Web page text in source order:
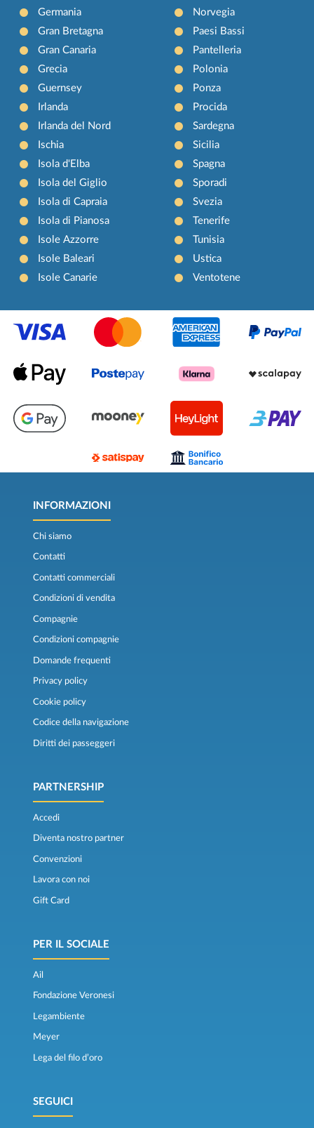
Germania
Gran Bretagna
Gran Canaria
Grecia
Guernsey
Irlanda
Irlanda del Nord
Ischia
Isola d'Elba
Isola del Giglio
Isola di Capraia
Isola di Pianosa
Isole Azzorre
Isole Baleari
Isole Canarie
Norvegia
Paesi Bassi
Pantelleria
Polonia
Ponza
Procida
Sardegna
Sicilia
Spagna
Sporadi
Svezia
Tenerife
Tunisia
Ustica
Ventotene
INFORMAZIONI
Chi siamo
Contatti
Contatti commerciali
Condizioni di vendita
Compagnie
Condizioni compagnie
Domande frequenti
Privacy policy
Cookie policy
Codice della navigazione
Diritti dei passeggeri
PARTNERSHIP
Accedi
Diventa nostro partner
Convenzioni
Lavora con noi
Gift Card
PER IL SOCIALE
Ail
Fondazione Veronesi
Legambiente
Meyer
Lega del filo d’oro
SEGUICI